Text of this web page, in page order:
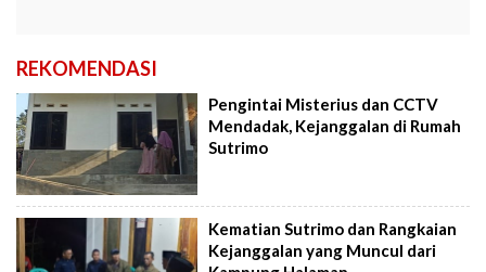
REKOMENDASI
Pengintai Misterius dan CCTV
Mendadak, Kejanggalan di Rumah
Sutrimo
Kematian Sutrimo dan Rangkaian
Kejanggalan yang Muncul dari